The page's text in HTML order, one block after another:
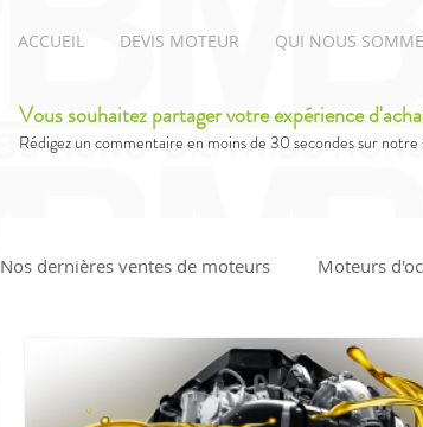
ACCUEIL DEVIS MOTEUR QUI NOUS
Vous souhaitez partager votre expérience
Rédigez un commentaire en moins de 30 secondes sur notre
Nos dernières ventes de moteurs Moteurs
Moteur AUDI